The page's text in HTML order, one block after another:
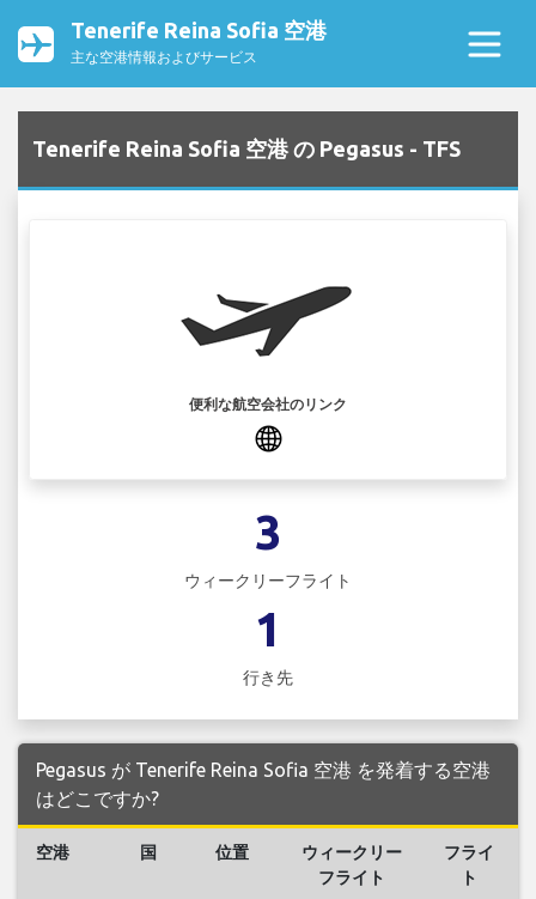
Tenerife Reina Sofia 空港
主な空港情報およびサービス
Tenerife Reina Sofia 空港 の Pegasus - TFS
便利な航空会社のリンク
3
ウィークリーフライト
1
行き先
Pegasus が Tenerife Reina Sofia 空港 を発着する空港
はどこですか?
空港 国 位置
ウィークリー
フライト
フライ
ト